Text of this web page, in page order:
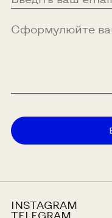
INSTAGRAM
TELEGRAM